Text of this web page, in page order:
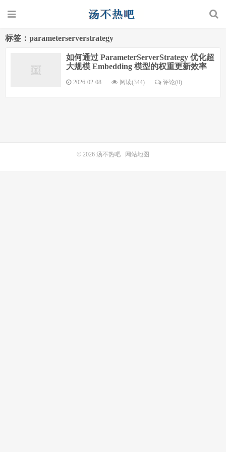
标签：parameterserverstrategy
如何通过 ParameterServerStrategy 优化超
大规模 Embedding 模型的权重更新效率
2026-02-08 阅读(344) 评论(0)
© 2026 汤不热吧 网站地图